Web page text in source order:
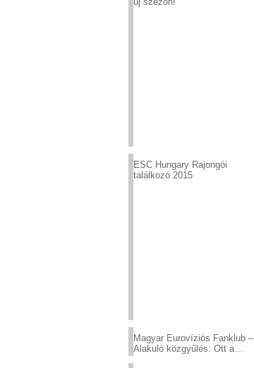
ESC Hungary Rajongói
találkozó 2015
Magyar Eurovíziós Fanklub –
Alakuló közgyűlés: Ott a